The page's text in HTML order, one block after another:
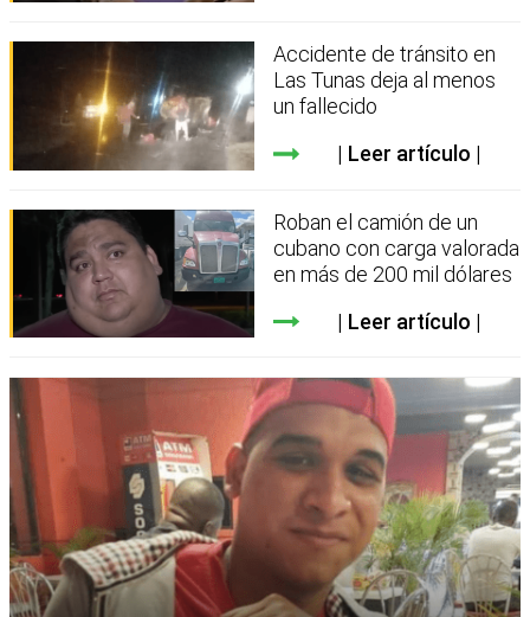
Accidente de tránsito en
Las Tunas deja al menos
un fallecido
Leer artículo
Roban el camión de un
cubano con carga valorada
en más de 200 mil dólares
Leer artículo